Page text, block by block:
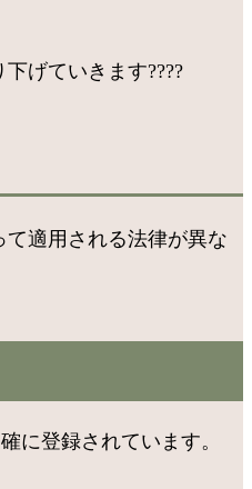
げていきます????
適用される法律が異な
に登録されています。